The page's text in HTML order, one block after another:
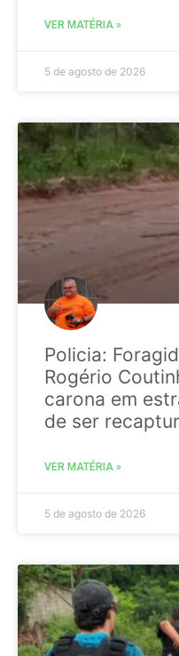
VER MATÉRIA »
5 de agosto de 2026
Policia:
Rogério
carona em
de ser
VER MATÉRIA »
5 de agosto de 2026